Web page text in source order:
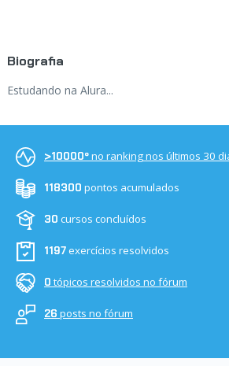
Biografia
Estudando na Alura...
>10000ºno ranking nos últimos 30
118300 pontos acumulados
30 cursos concluídos
1197exercícios resolvidos
0 tópicos resolvidos no fórum
26 posts no fórum